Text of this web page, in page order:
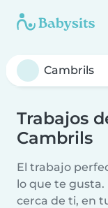
Trabajos
Cambrils
El trabajo
lo que te
cerca de ti, en